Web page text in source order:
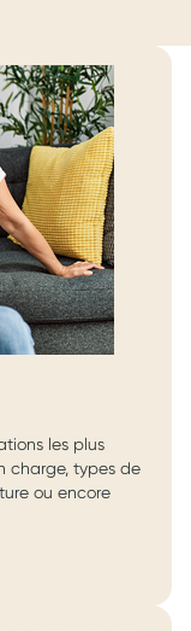
les plus
charge, types de
ou encore